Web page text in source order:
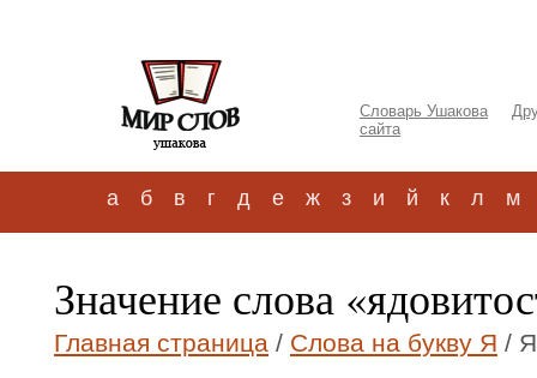
Словарь Ушакова
сайта
а б в г д е ж з и й к л м
Значение слова
Главная страница / Слова на букву Я /